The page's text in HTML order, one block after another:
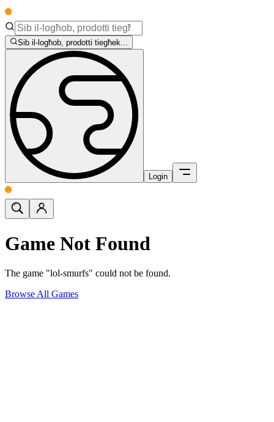
Sib il-logħob, prodotti tiegħek...
Login
Game Not Found
The game "lol-smurfs" could not be found.
Browse All Games